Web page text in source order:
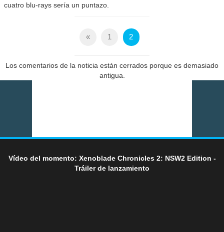
cuatro blu-rays sería un puntazo.
« 1 2
Los comentarios de la noticia están cerrados porque es demasiado
antigua.
Vídeo del momento: Xenoblade Chronicles 2: NSW2 Edition -
Tráiler de lanzamiento